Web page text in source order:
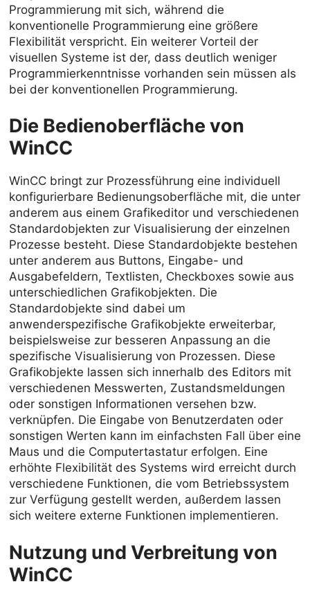
Programmierung mit sich, während die
konventionelle Programmierung eine größere
Flexibilität verspricht. Ein weiterer Vorteil der
visuellen Systeme ist der, dass deutlich weniger
Programmierkenntnisse vorhanden sein müssen als
bei der konventionellen Programmierung.
Die Bedienoberfläche von
WinCC
WinCC bringt zur Prozessführung eine individuell
konfigurierbare Bedienungsoberfläche mit, die unter
anderem aus einem Grafikeditor und verschiedenen
Standardobjekten zur Visualisierung der einzelnen
Prozesse besteht. Diese Standardobjekte bestehen
unter anderem aus Buttons, Eingabe- und
Ausgabefeldern, Textlisten, Checkboxes sowie aus
unterschiedlichen Grafikobjekten. Die
Standardobjekte sind dabei um
anwenderspezifische Grafikobjekte erweiterbar,
beispielsweise zur besseren Anpassung an die
spezifische Visualisierung von Prozessen. Diese
Grafikobjekte lassen sich innerhalb des Editors mit
verschiedenen Messwerten, Zustandsmeldungen
oder sonstigen Informationen versehen bzw.
verknüpfen. Die Eingabe von Benutzerdaten oder
sonstigen Werten kann im einfachsten Fall über eine
Maus und die Computertastatur erfolgen. Eine
erhöhte Flexibilität des Systems wird erreicht durch
verschiedene Funktionen, die vom Betriebssystem
zur Verfügung gestellt werden, außerdem lassen
sich weitere externe Funktionen implementieren.
Nutzung und Verbreitung von
WinCC